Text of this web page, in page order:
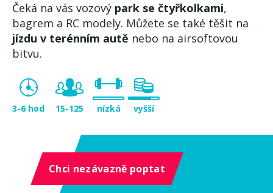
Čeká na vás vozový park se čtyřkolkami,
bagrem a RC modely. Můžete se také těšit na
jízdu v terénním autě nebo na airsoftovou
bitvu.
3-6 hod 15-125 nízká vyšší
Chci nezávazně poptat